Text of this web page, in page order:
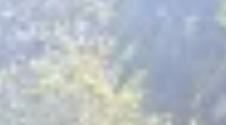
Silveira e Richard Gabriel Café Pelegrini
passando pela peneira — Reprodução:
Instagram O som do lacre dos barris
plásticos dá início a um processo que
mistura paciência e biotecnologia nas
lavouras do Noroeste do Rio de Janeiro.
Lá dentro, imersos sem oxigênio, os grãos